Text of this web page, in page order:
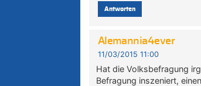
Antworten
Alemannia4ever
11/03/2015 11:00
Hat die Volksbefragung
Befragung inszeniert,